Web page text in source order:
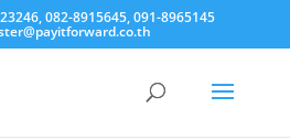
082-8915645, 091-8965145